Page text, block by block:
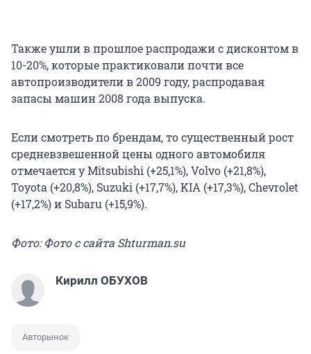
Также ушли в прошлое распродажи с дисконтом в
10-20%, которые практиковали почти все
автопроизводители в 2009 году, распродавая
запасы машин 2008 года выпуска.
Если смотреть по брендам, то существенный рост
средневзвешенной цены одного автомобиля
отмечается у Mitsubishi (+25,1%), Volvo (+21,8%),
Toyota (+20,8%), Suzuki (+17,7%), KIA (+17,3%), Chevrolet
(+17,2%) и Subaru (+15,9%).
Фото: Фото с сайта Shturman.su
Кирилл ОБУХОВ
Авторынок